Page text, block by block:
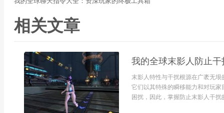
相关文章
我的全球末影人防止干
末影人特性与干扰根源在广袤无
它们以其特殊的瞬移能力和对玩
困扰，因此，掌握防止末影人干